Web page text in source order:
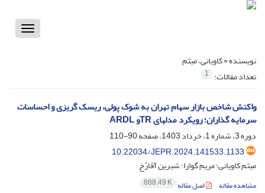
Toggle
نویسنده =کاویانی، میثم
تعداد مقالات: 1
واکنش شاخص بازار سهام تهران به شوک‎ پولی، ریسک‎ گریزی و احساسات
سرمایه ‎گذاران؛ رویکرد مدل‎های TRو ARDL
دوره 3، شماره 1، خرداد 1403، صفحه
90-110
10.22034/JEPR.2024.141533.1133
میثم کاویانی؛ مریم گوارا؛ شیرین آقارُخ
مشاهده مقاله اصل مقاله 888.49 K